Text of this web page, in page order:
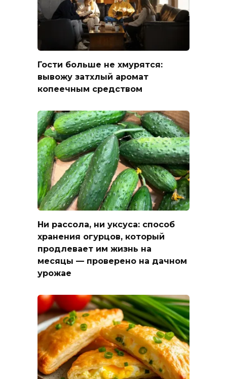
Гости больше не хмурятся:
вывожу затхлый аромат
копеечным средством
Ни рассола, ни уксуса: способ
хранения огурцов, который
продлевает им жизнь на
месяцы — проверено на дачном
урожае